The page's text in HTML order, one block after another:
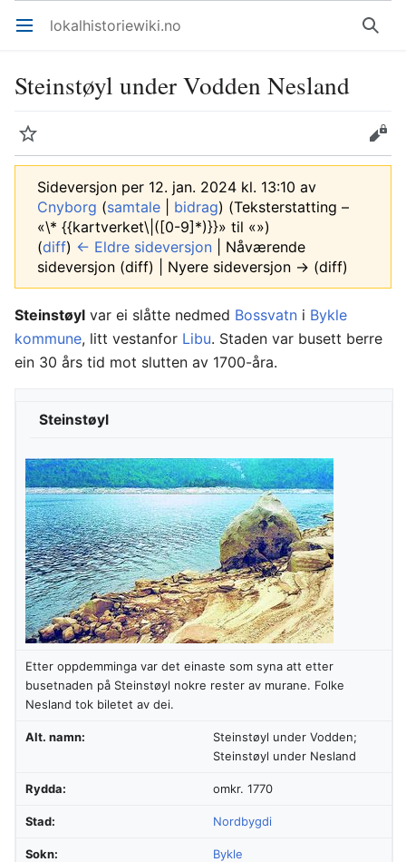
Åpne hovedmenyen lokalhistoriewiki.no Søk
Steinstøyl under Vodden Nesland
Overvåk Rediger
Sideversjon per 12. jan. 2024 kl. 13:10 av
Cnyborg (samtale bidrag) (Teksterstatting –
«\* {{kartverket\|([0-9]*)}}» til «»)
(diff) ← Eldre sideversjon | Nåværende
sideversjon (diff) | Nyere sideversjon → (diff)
Steinstøyl var ei slåtte nedmed Bossvatn i Bykle
kommune, litt vestanfor Libu. Staden var busett berre
ein 30 års tid mot slutten av 1700-åra.
Steinstøyl
Etter oppdemminga var det einaste som syna att etter
busetnaden på Steinstøyl nokre rester av murane. Folke
Nesland tok biletet av dei.
Alt. namn:
Steinstøyl under Vodden;
Steinstøyl under Nesland
Rydda: omkr. 1770
Stad: Nordbygdi
Sokn: Bykle